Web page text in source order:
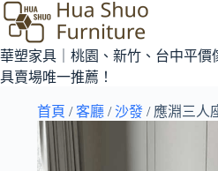
華塑家具｜桃園、新竹、台中平價
具賣場唯一推薦！
首頁 /客廳/沙發/ 應淵三人